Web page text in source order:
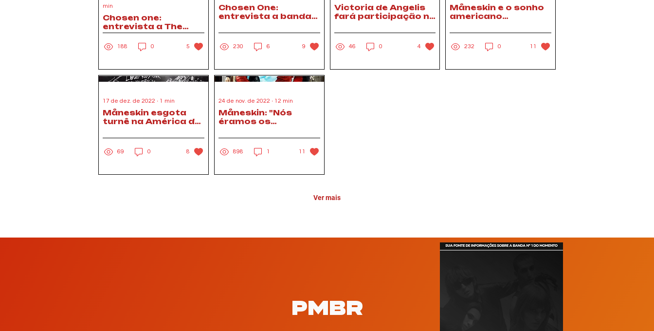
min
Chosen one:
entrevista a The
Self-Escape
188 0 5
Chosen One:
entrevista a banda
230 6 9
Victoria de Angelis
fará participação no
Duran Duran
46 0 4
Måneskin e o sonho
americano
"RUSH!" (12/2022)
232 0 11
17 de dez. de 2022 ∙ 1 min
Måneskin esgota
turnê na América do
69 0 8
24 de nov. de 2022 ∙ 12 min
Måneskin: "Nós
éramos os
898 1 11
Ver mais
PMBR